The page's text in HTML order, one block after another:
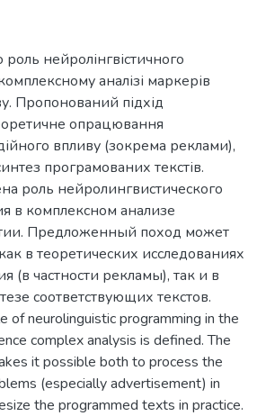
роль нейролінгвістичного
аналізі маркерів
Пропонований підхід
опрацювання
впливу (зокрема реклами),
програмованих текстів.
роль нейролингвистического
в комплексном анализе
Предложенный поход может
в теоретических исследованиях
(в частности рекламы), так и в
соответствующих текстов.
of neurolinguistic programming in the
complex analysis is defined. The
it possible both to process the
(especially advertisement) in
the programmed texts in practice.